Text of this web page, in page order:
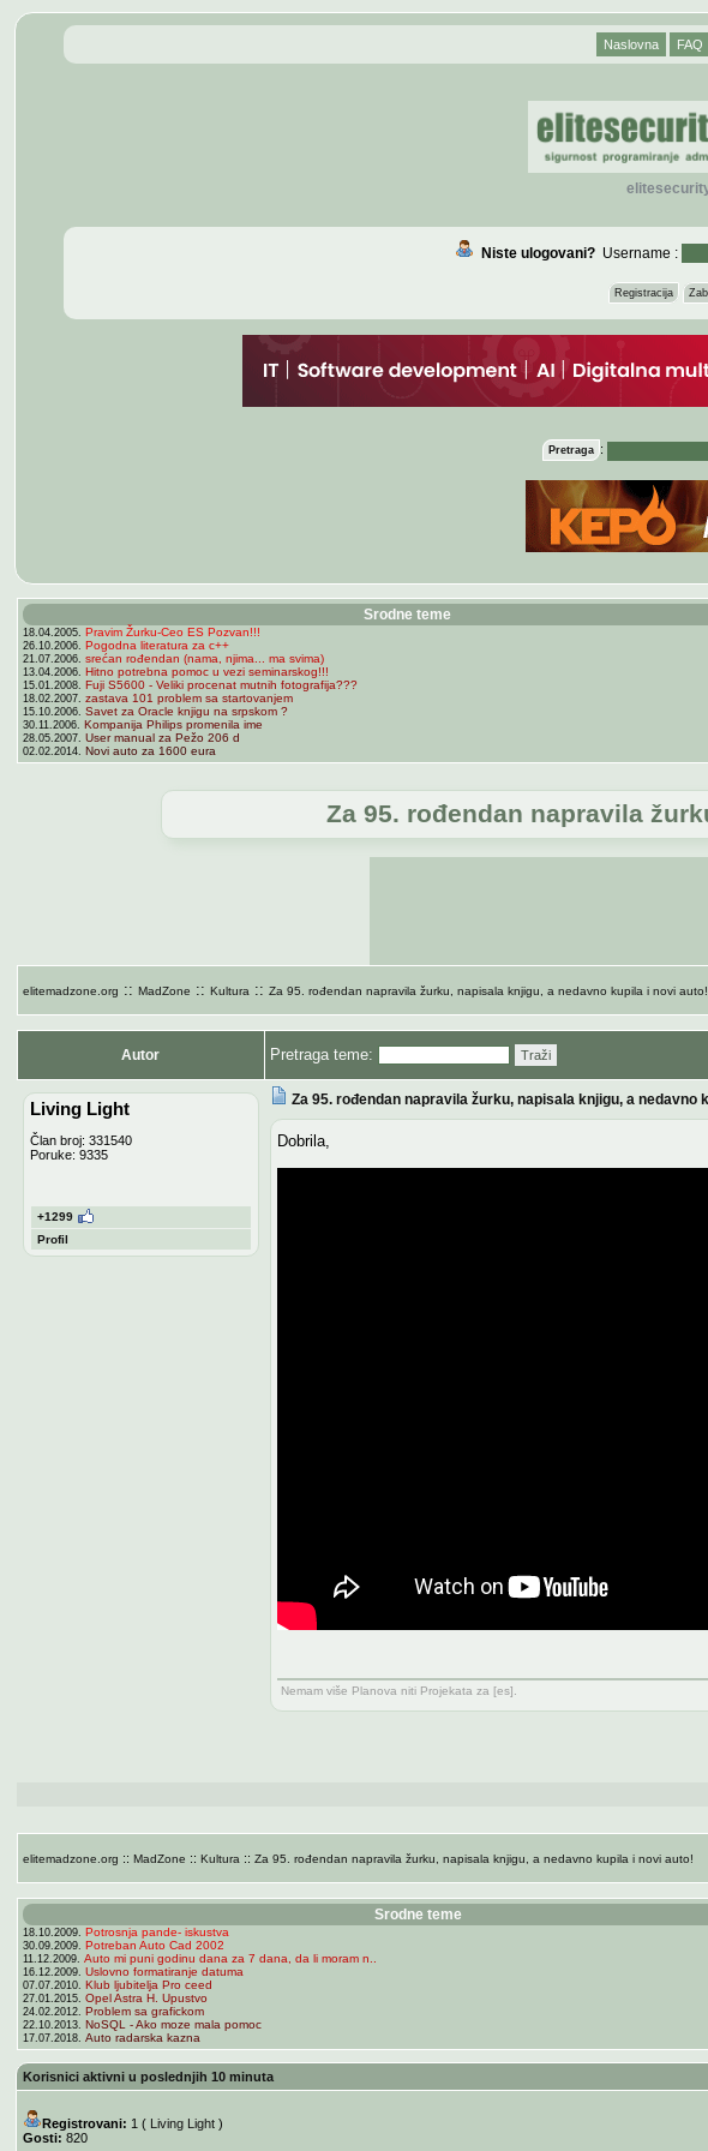
Naslovna FAQ
Niste ulogovani?Username :
Registracija
Pretraga :
Srodne teme
18.04.2005. Pravim Žurku-Ceo ES Pozvan!!!
26.10.2006. Pogodna literatura za c++
21.07.2006. srećan rođendan (nama, njima... ma svima)
13.04.2006. Hitno potrebna pomoc u vezi seminarskog!!!
15.01.2008. Fuji S5600 - Veliki procenat mutnih fotografija???
18.02.2007. zastava 101 problem sa startovanjem
15.10.2006. Savet za Oracle knjigu na srpskom ?
30.11.2006. Kompanija Philips promenila ime
28.05.2007. User manual za Pežo 206 d
02.02.2014. Novi auto za 1600 eura
Za 95. rođendan napravila
elitemadzone.org :: MadZone :: Kultura :: Za 95. rođendan napravila žurku, napisala knjigu, a nedavno kupila i novi auto!
Autor Pretraga teme: Traži
Living Light
Član broj: 331540
Poruke: 9335
+1299
Profil
Za 95. rođendan napravila žurku, napisala knjigu, a nedavno
Dobrila,
Nemam više Planova niti Projekata za [es].
elitemadzone.org :: MadZone :: Kultura :: Za 95. rođendan napravila žurku, napisala knjigu, a nedavno kupila i novi auto!
Srodne teme
18.10.2009. Potrosnja pande- iskustva
30.09.2009. Potreban Auto Cad 2002
11.12.2009. Auto mi puni godinu dana za 7 dana, da li moram n..
16.12.2009. Uslovno formatiranje datuma
07.07.2010. Klub ljubitelja Pro ceed
27.01.2015. Opel Astra H. Upustvo
24.02.2012. Problem sa grafickom
22.10.2013. NoSQL - Ako moze mala pomoc
17.07.2018. Auto radarska kazna
Korisnici aktivni u poslednjih 10 minuta
Registrovani: 1 ( Living Light )
Gosti: 820